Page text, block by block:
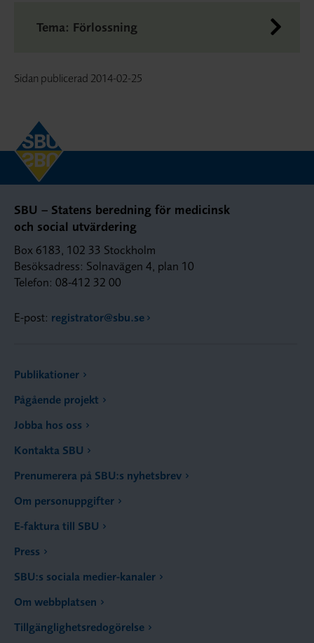
Tema: Förlossning
Sidan publicerad 2014-02-25
SBU – Statens beredning för medicinsk
och social utvärdering
Box 6183, 102 33 Stockholm
Besöksadress: Solnavägen 4, plan 10
Telefon: 08-412 32 00
E-post: registrator@sbu.se
Publikationer
Pågående projekt
Jobba hos oss
Kontakta SBU
Prenumerera på SBU:s nyhetsbrev
Om personuppgifter
E-faktura till SBU
Press
SBU:s sociala medier-kanaler
Om webbplatsen
Tillgänglighetsredogörelse